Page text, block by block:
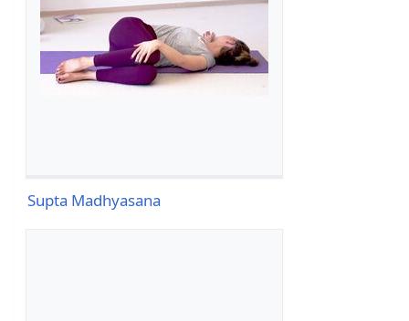
Supta Madhyasana